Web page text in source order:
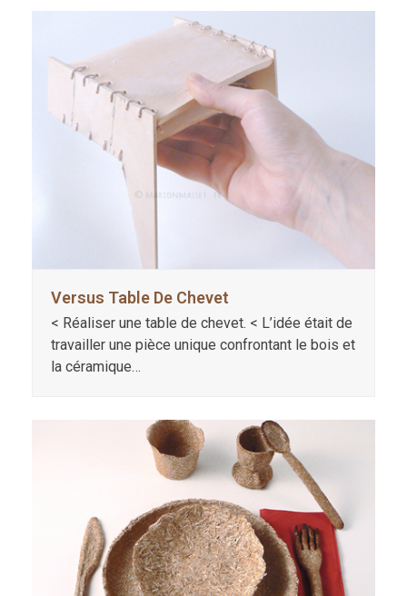
Versus Table De Chevet
< Réaliser une table de chevet. < L’idée était de
travailler une pièce unique confrontant le bois et
la céramique…